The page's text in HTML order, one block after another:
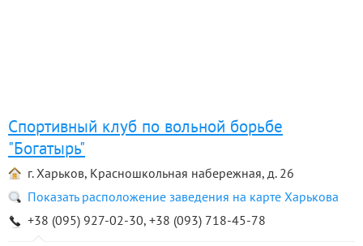
Спортивный клуб по вольной борьбе
"Богатырь"
г. Харьков, Красношкольная набережная, д. 26
Показать расположение заведения на карте Харькова
+38 (095) 927-02-30, +38 (093) 718-45-78